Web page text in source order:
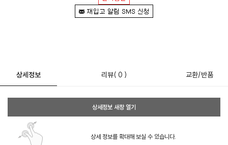
상세정보 리뷰( 0 ) 교환/반품
상세정보 새창 열기
상세 정보를 확대해 보실 수 있습니다.